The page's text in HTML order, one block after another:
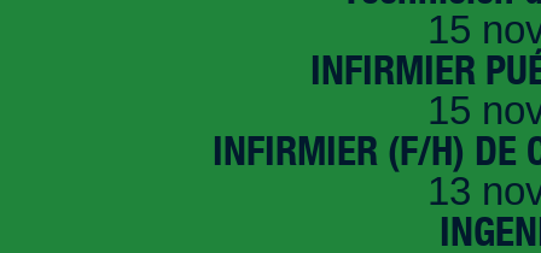
15
INFIRMIER
15
INFIRMIER (F/H) DE
13